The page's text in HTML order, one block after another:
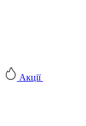
Акції